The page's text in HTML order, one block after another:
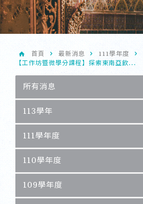
首頁 最新消息
111學年度
【工作坊暨微學分課程】探索東南亞飲...
所有消息
113學年
111學年度
110學年度
109學年度